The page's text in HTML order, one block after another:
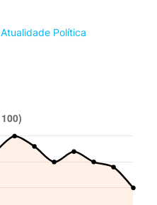
Atualidade Política